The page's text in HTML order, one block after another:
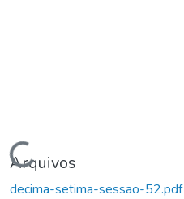
Carregando...
Arquivos
decima-setima-sessao-52.pdf